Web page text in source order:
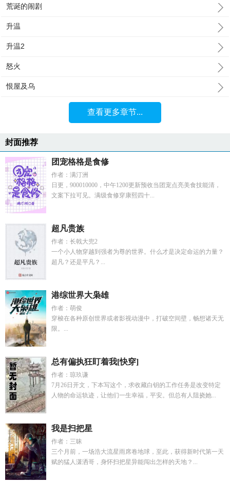
荒诞的闹剧
升温
升温2
怒火
恨屋及乌
查看更多章节...
封面推荐
团宠格格是食修
作者：满汀洲
日更，900010000，中午1200更新预收当团宠点亮美食技能清，
文案下拉可见。满级食修穿康熙四十...
超凡贵族
作者：长戟大兜2
一个小人物穿越到强者为尊的世界。什么才是决定命运的力量？
超凡？还是平凡？...
港综世界大枭雄
作者：萌俊
穿梭在各种原创世界或者影视动漫中，打破空间壁，畅想诸天无
限。...
总有偏执狂盯着我[快穿]
作者：琼玖谦
7月26日开文，下本写这个，求收藏白钥的工作任务是改变特定
人物的命运轨迹，让他们一生幸福，平安。但总有人阻挠她...
我是扫把星
作者：三昧
三个月前，一场浩大流星雨席卷地球，至此，获得新时代第一天
赋的猛人潇洒哥，身怀扫把星异能闯出怎样的天地？...